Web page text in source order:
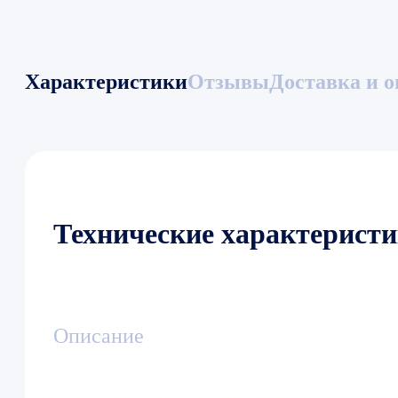
ХарактеристикиОтзывыДоставка и
Технические
Описание